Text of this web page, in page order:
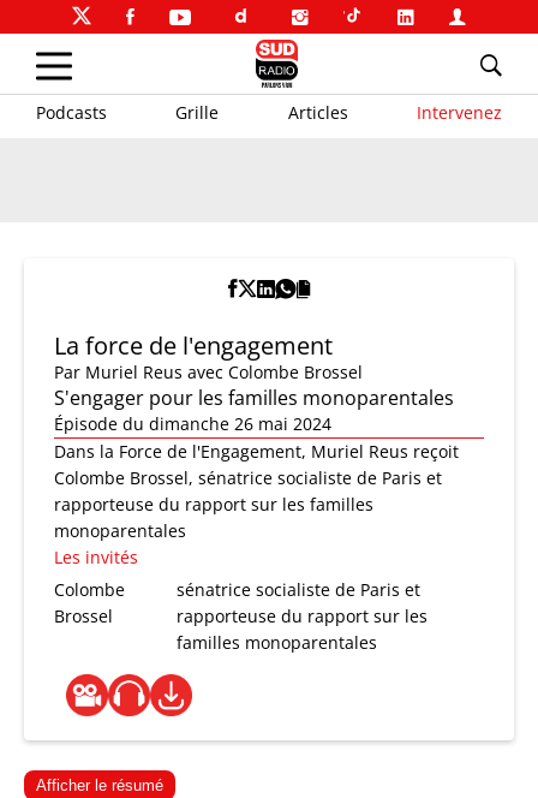
Podcasts Grille Articles Intervenez
La force de l'engagement
Par Muriel Reus avec Colombe Brossel
S'engager pour les familles monoparentales
Épisode du dimanche 26 mai 2024
Dans la Force de l'Engagement, Muriel Reus reçoit
Colombe Brossel, sénatrice socialiste de Paris et
rapporteuse du rapport sur les familles
monoparentales
Les invités
Colombe
Brossel
sénatrice socialiste de Paris et
rapporteuse du rapport sur les
familles monoparentales
Afficher le résumé